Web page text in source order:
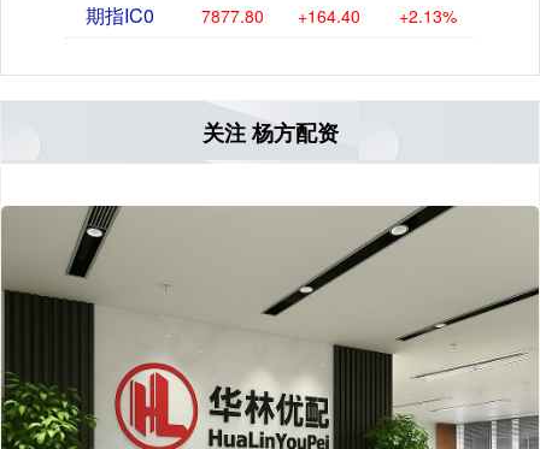
期指IC0 7877.80 +164.40 +2.13%
关注 杨方配资